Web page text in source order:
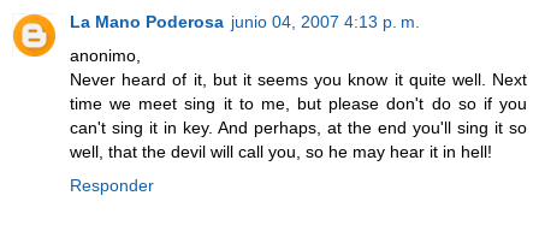
La Mano Poderosa junio 04, 2007 4:13 p. m.
anonimo,
Never heard of it, but it seems you know it quite well. Next
time we meet sing it to me, but please don't do so if you
can't sing it in key. And perhaps, at the end you'll sing it so
well, that the devil will call you, so he may hear it in hell!
Responder